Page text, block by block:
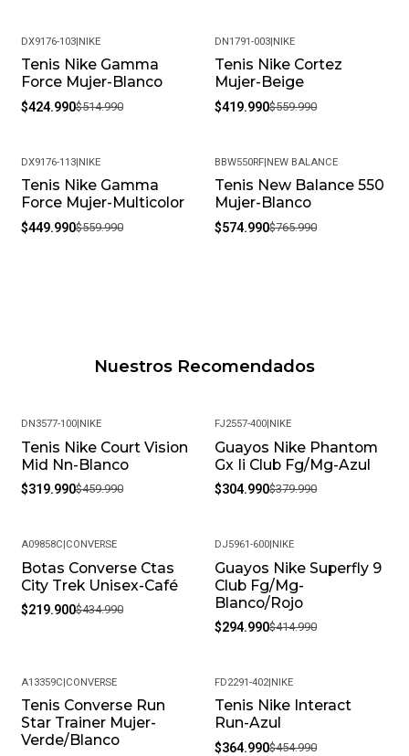
-17%
DX9176-103|NIKE
Tenis Nike Gamma
Force Mujer-Blanco
$424.990$514.990
-25%
DN1791-003|NIKE
Tenis Nike Cortez
Mujer-Beige
$419.990$559.990
-20%
DX9176-113|NIKE
Tenis Nike Gamma
Force Mujer-Multicolor
$449.990$559.990
-25%
BBW550RF|NEW BALANCE
Tenis New Balance 550
Mujer-Blanco
$574.990$765.990
Nuestros Recomendados
-30%
DN3577-100|NIKE
Tenis Nike Court Vision
Mid Nn-Blanco
$319.990$459.990
-20%
FJ2557-400|NIKE
Guayos Nike Phantom
Gx Ii Club Fg/Mg-Azul
$304.990$379.990
-49%
A09858C|CONVERSE
Botas Converse Ctas
City Trek Unisex-Café
$219.900$434.990
-29%
DJ5961-600|NIKE
Guayos Nike Superfly 9
Club Fg/Mg-
Blanco/Rojo
$294.990$414.990
-19%
A13359C|CONVERSE
Tenis Converse Run
Star Trainer Mujer-
Verde/Blanco
-20%
FD2291-402|NIKE
Tenis Nike Interact
Run-Azul
$364.990$454.990